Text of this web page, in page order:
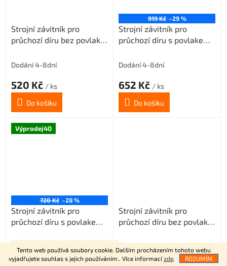
Tento web používá soubory cookie. Dalším procházením tohoto webu
vyjadřujete souhlas s jejich používáním.. Více informacízde. ROZUMÍM
Vítejte na našem E-shopu.
Strojní závitník pro
průchozí díru bez povlaku
ISO2/6H
Dodání 4-8dní
520 Kč / ks
Do košíku
919 Kč –29 %
Strojní závitník pro
průchozí díru s povlakem
ISO2/6H
Dodání 4-8dní
652 Kč / ks
Do košíku
Výprodej40
720 Kč –28 %
Strojní závitník pro
průchozí díru s povlakem
Skladem (2 ks)
Strojní závitník pro
průchozí díru bez povlaku
ISO2/6H
Dodání 4-8dní